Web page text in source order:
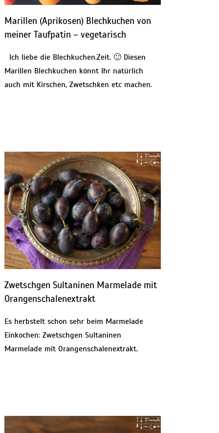
Marillen (Aprikosen) Blechkuchen von
meiner Taufpatin – vegetarisch
Ich liebe die Blechkuchen.Zeit. 🙂 Diesen
Marillen Blechkuchen könnt Ihr natürlich
auch mit Kirschen, Zwetschken etc machen.
Zwetschgen Sultaninen Marmelade mit
Orangenschalenextrakt
Es herbstelt schon sehr beim Marmelade
Einkochen: Zwetschgen Sultaninen
Marmelade mit Orangenschalenextrakt.